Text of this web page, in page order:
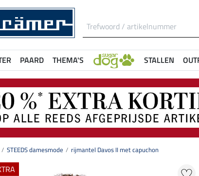
PAARD THEMA'S STALLEN
STEEDS damesmode rijmantel Davos II met capuchon